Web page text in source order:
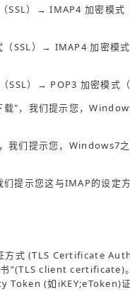
SSL）→ IMAP4 加密模
SSL）→ IMAP4 加密模
）→ POP3 加密模式
"，我们提示您，
们提示您，Windows7
提示您这与IMAP的设定
方式 (TLS Certificate
”(TLS client certificate)
(如iKEY;eToken)证